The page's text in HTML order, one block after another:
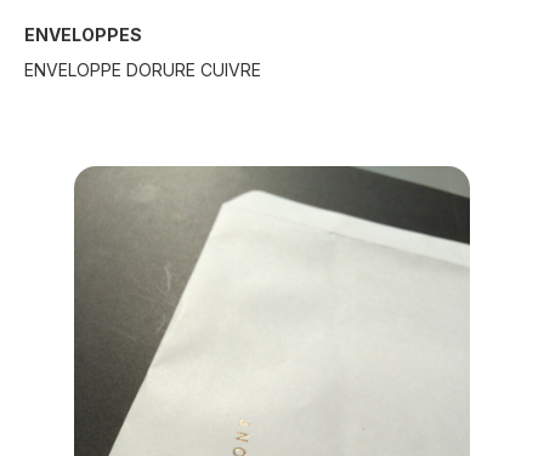
ENVELOPPES
ENVELOPPE DORURE CUIVRE